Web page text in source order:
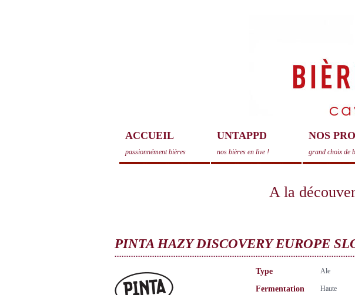
ACCUEIL
passionnément bières
UNTAPPD
nos bières en live !
NOS
grand choix de
A la
PINTA HAZY DISCOVERY EUROPE
Type Ale
Fermentation Haute